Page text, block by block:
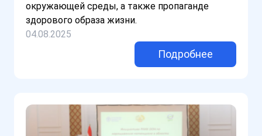
окружающей среды, а также пропаганде
здорового образа жизни.
04.08.2025
Подробнее